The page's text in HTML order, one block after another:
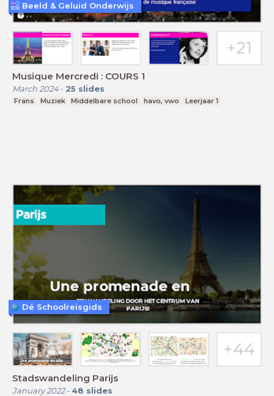
Musique Mercredi : COURS 1
March 2024- 25 slides
Frans Muziek Middelbare school havo, vwo Leerjaar 1
Beeld & Geluid Onderwijs
Stadswandeling Parijs
January 2022- 48 slides
Dé Schoolreisgids